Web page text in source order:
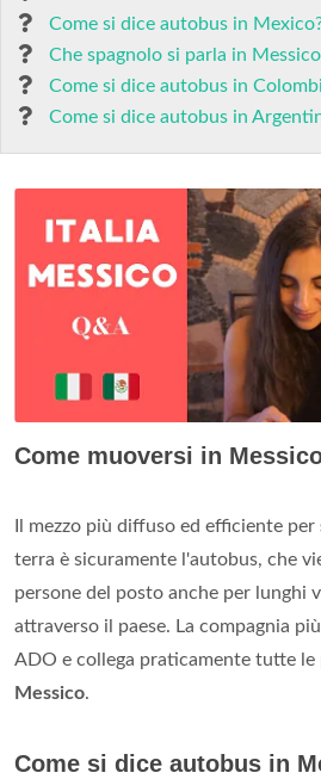
Come si dice autobus in
Che spagnolo si parla in
Come si dice autobus in
Come si dice autobus in
Come muoversi in
Il mezzo più diffuso ed efficiente per
terra è sicuramente l'autobus, che
persone del posto anche per lunghi
attraverso il paese. La compagnia
ADO e collega praticamente tutte le
Messico.
Come si dice autobus in